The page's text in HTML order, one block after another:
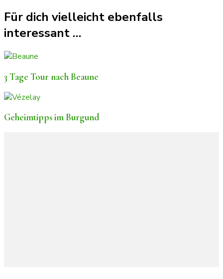
Für dich vielleicht ebenfalls
interessant …
3 Tage Tour nach Beaune
Geheimtipps im Burgund